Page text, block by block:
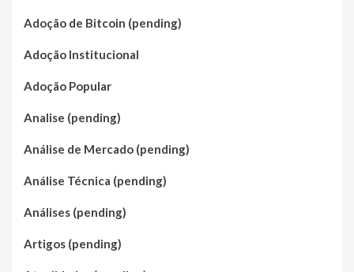
Adoção de Bitcoin (pending)
Adoção Institucional
Adoção Popular
Analise (pending)
Análise de Mercado (pending)
Análise Técnica (pending)
Análises (pending)
Artigos (pending)